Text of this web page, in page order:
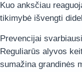
Kuo anksčiau
tikimybė išvengti
Prevencijai
Reguliarūs alyvos
sumažina grandinės